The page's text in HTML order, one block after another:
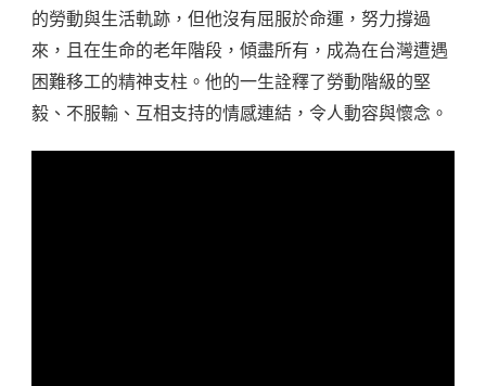
的勞動與生活軌跡，但他沒有屈服於命運，努力撐過
來，且在生命的老年階段，傾盡所有，成為在台灣遭遇
困難移工的精神支柱。他的一生詮釋了勞動階級的堅
毅、不服輸、互相支持的情感連結，令人動容與懷念。